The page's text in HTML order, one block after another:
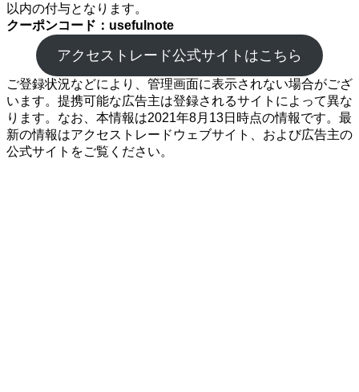
以内の付与となります。
クーポンコード：usefulnote
アクセストレード公式サイトはこちら
ご登録状況などにより、管理画面に表示されない場合がござ
います。提携可能な広告主は登録されるサイトによって異な
ります。なお、本情報は2021年8月13日時点の情報です。最
新の情報はアクセストレードウェブサイト、および広告主の
公式サイトをご覧ください。